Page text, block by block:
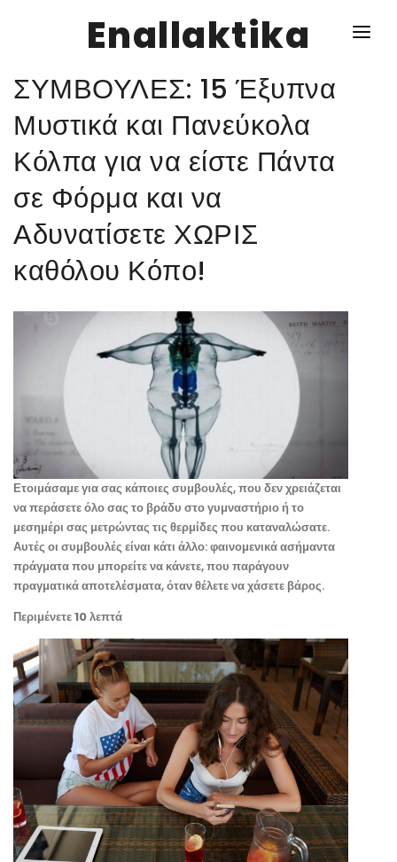
Enallaktika
NEWS
ΥΓΕΙΑ
ΣΥΝΤΑΓΕΣ
ΔΙΑΦΟΡΑ
ΕΝΑΛΛΑΚΤΙΚΑ
ΑΥΤΑΡΚΕΙΑ
ΣΧΕΣΕΙΣ
ΣΥΜΒΟΥΛΕΣ: 15 Έξυπνα
Μυστικά και Πανεύκολα
Κόλπα για να είστε Πάντα
σε Φόρμα και να
Αδυνατίσετε ΧΩΡΙΣ
καθόλου Κόπο!
Ετοιμάσαμε για σας κάποιες συμβουλές, που δεν χρειάζεται
να περάσετε όλο σας το βράδυ στο γυμναστήριο ή το
μεσημέρι σας μετρώντας τις θερμίδες που καταναλώσατε.
Αυτές οι συμβουλές είναι κάτι άλλο: φαινομενικά ασήμαντα
πράγματα που μπορείτε να κάνετε, που παράγουν
πραγματικά αποτελέσματα, όταν θέλετε να χάσετε βάρος.
Περιμένετε 10 λεπτά